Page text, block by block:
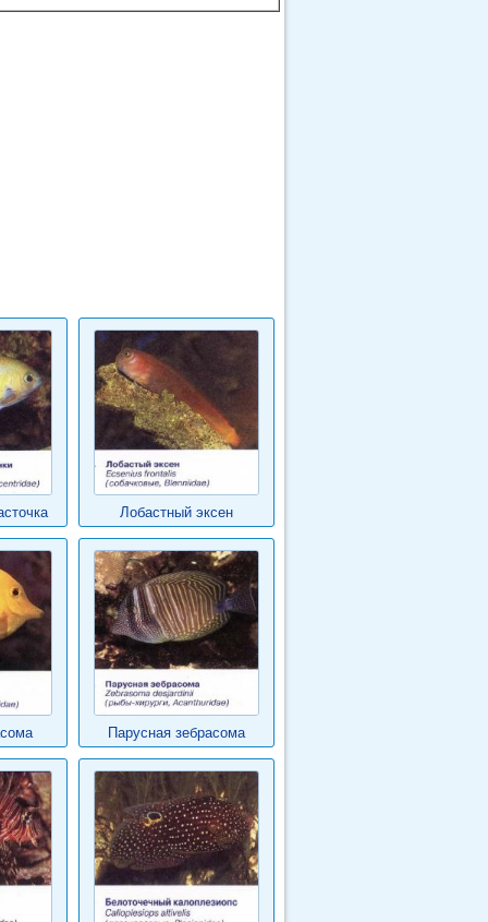
Лобастный эксен
Парусная зебрасома